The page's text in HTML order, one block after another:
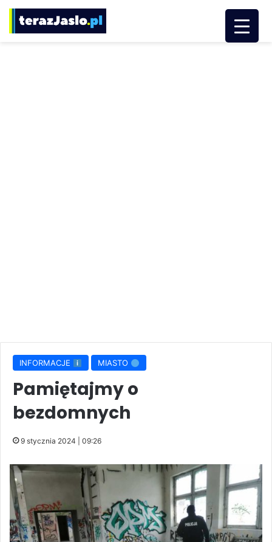
INFORMACJE MIASTO
Pamiętajmy o
bezdomnych
9 stycznia 2024 | 09:26